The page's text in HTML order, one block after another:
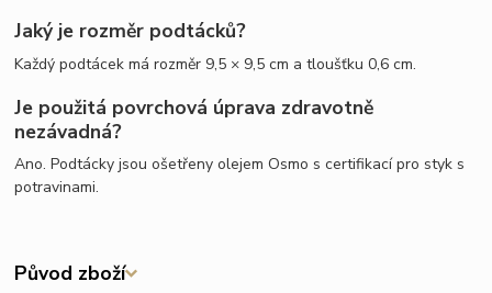
Jaký je rozměr podtácků?
Každý podtácek má rozměr 9,5 × 9,5 cm a tloušťku 0,6 cm.
Je použitá povrchová úprava zdravotně
nezávadná?
Ano. Podtácky jsou ošetřeny olejem Osmo s certifikací pro styk s
potravinami.
Původ zboží